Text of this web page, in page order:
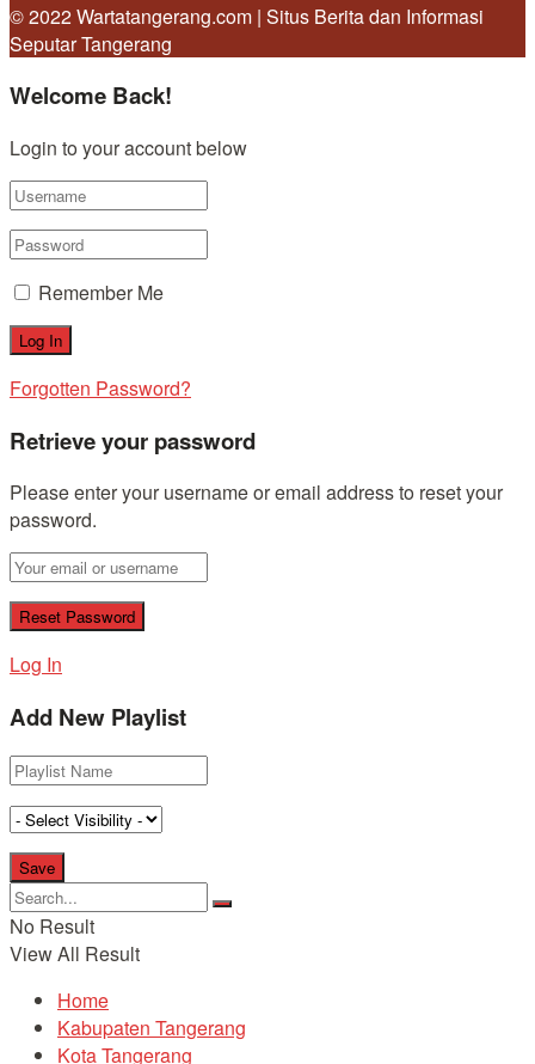
© 2022 Wartatangerang.com | Situs Berita dan Informasi
Seputar Tangerang
Welcome Back!
Login to your account below
Remember Me
Forgotten Password?
Retrieve your password
Please enter your username or email address to reset your
password.
Log In
Add New Playlist
No Result
View All Result
Home
Kabupaten Tangerang
Kota Tangerang